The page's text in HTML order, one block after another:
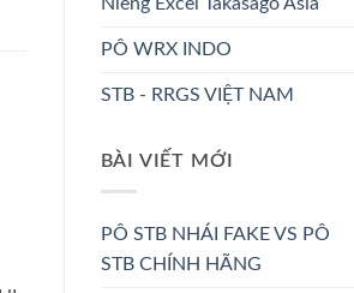
Niềng Excel Takasago Asia
PÔ WRX INDO
STB - RRGS VIỆT NAM
BÀI VIẾT MỚI
PÔ STB NHÁI FAKE VS PÔ
STB CHÍNH HÃNG